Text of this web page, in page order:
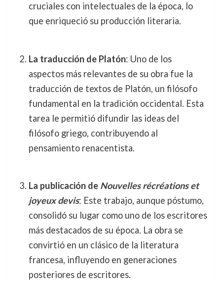
cruciales con intelectuales de la época, lo
que enriqueció su producción literaria.
La traducción de Platón: Uno de los
aspectos más relevantes de su obra fue la
traducción de textos de Platón, un filósofo
fundamental en la tradición occidental. Esta
tarea le permitió difundir las ideas del
filósofo griego, contribuyendo al
pensamiento renacentista.
La publicación de Nouvelles récréations et
joyeux devis: Este trabajo, aunque póstumo,
consolidó su lugar como uno de los escritores
más destacados de su época. La obra se
convirtió en un clásico de la literatura
francesa, influyendo en generaciones
posteriores de escritores.